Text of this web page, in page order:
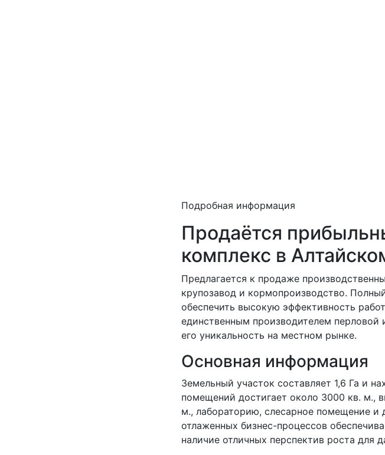
Подробная информация
Продаётся
комплекс в
Предлагается к продаже
крупозавод и кормопроизводство.
обеспечить высокую эффективность
единственным производителем перловой
его уникальность на местном рынке.
Основная информация
Земельный участок составляет 1,6 Га и
помещений достигает около 3000 кв. м.,
м., лабораторию, слесарное помещение и
отлаженных бизнес-процессов
наличие отличных перспектив роста для